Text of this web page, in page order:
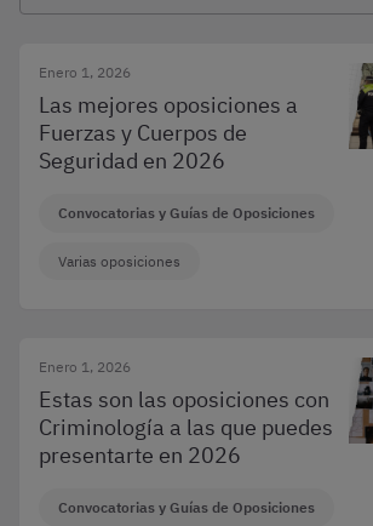
Enero 1, 2026
Las mejores oposiciones a
Fuerzas y Cuerpos de
Seguridad en 2026
Convocatorias y Guías de Oposiciones
Varias oposiciones
Enero 1, 2026
Estas son las oposiciones con
Criminología a las que puedes
presentarte en 2026
Convocatorias y Guías de Oposiciones